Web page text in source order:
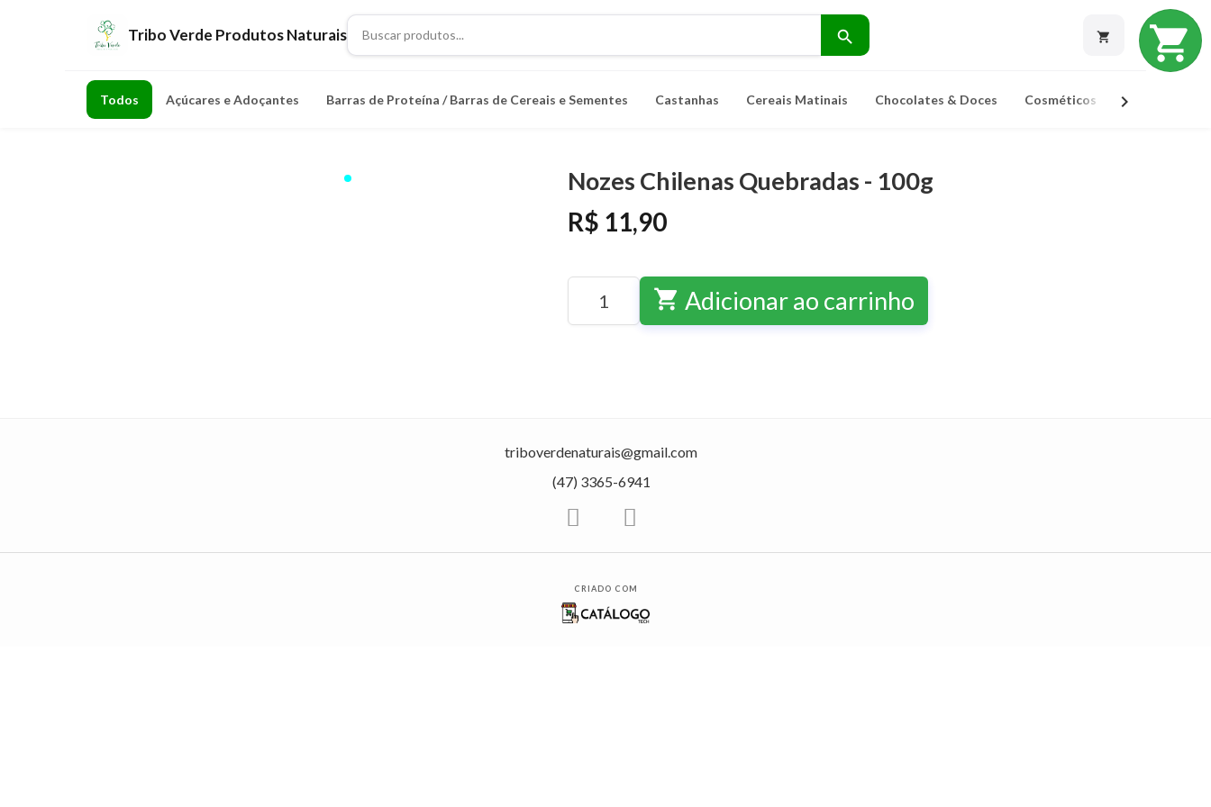
shopping_cart
Tribo Verde Produtos Naturais search shopping_cart
Todos Açúcares e Adoçantes Barras de Proteína / Barras de Cereais e Sementes Castanhas Cereais Matinais Chocolates & Doces Cosméticos Ervas Para
chevron_right
Nozes Chilenas Quebradas - 100g
R$ 11,90
shopping_cart Adicionar ao carrinho
triboverdenaturais@gmail.com
(47) 3365-6941
CRIADO COM